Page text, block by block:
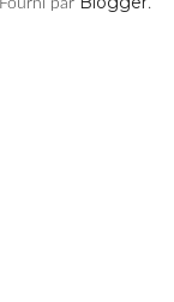
Fourni par .